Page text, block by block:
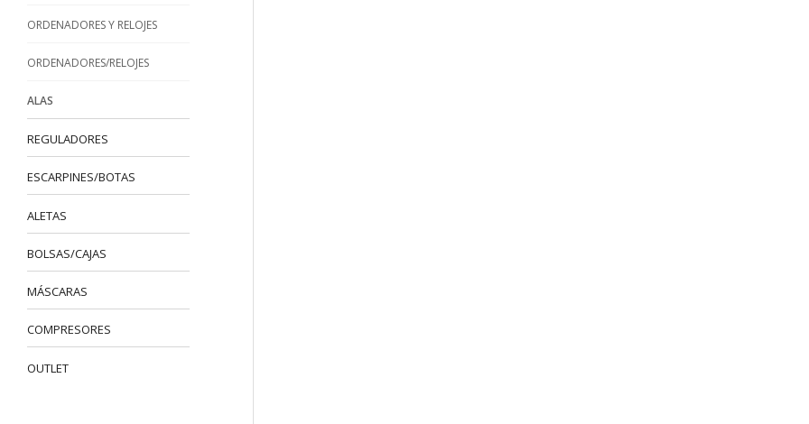
ORDENADORES Y RELOJES
ORDENADORES/RELOJES
ALAS
REGULADORES
ESCARPINES/BOTAS
ALETAS
BOLSAS/CAJAS
MÁSCARAS
COMPRESORES
OUTLET